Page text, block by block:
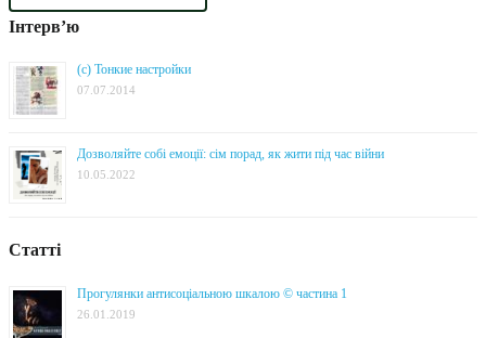
Інтерв’ю
(с) Тонкие настройки
07.07.2014
Дозволяйте собі емоції: сім порад, як жити під час війни
10.05.2022
Статті
Прогулянки антисоціальною шкалою © частина 1
26.01.2019